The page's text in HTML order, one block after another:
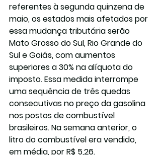
referentes à segunda quinzena de
maio, os estados mais afetados por
essa mudança tributária serão
Mato Grosso do Sul, Rio Grande do
Sul e Goiás, com aumentos
superiores a 30% na alíquota do
imposto. Essa medida interrompe
uma sequência de três quedas
consecutivas no preço da gasolina
nos postos de combustível
brasileiros. Na semana anterior, o
litro do combustível era vendido,
em média, por R$ 5,26.